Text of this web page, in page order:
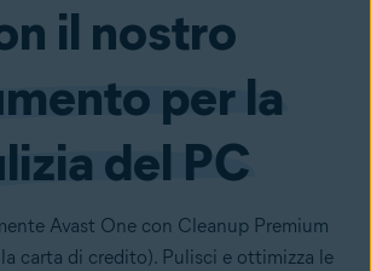
il nostro
per la
del PC
Avast One con Cleanup Premium
carta di credito). Pulisci e ottimizza le